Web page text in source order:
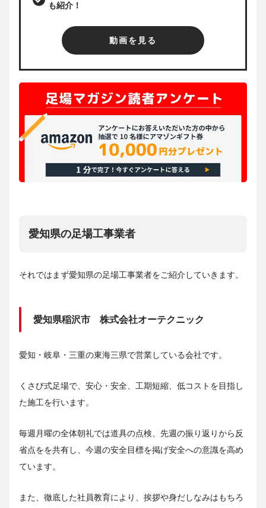
も紹介！
動画を見る
愛知県の足場工事業者
それではまず愛知県の足場工事業者をご紹介していきます。
愛知県稲沢市 株式会社オーテクニック
愛知・岐阜・三重の東海三県で営業している会社です。
くさび式足場で、安心・安全、工期短縮、低コストを目指し
た施工を行います。
毎週月曜の全体朝礼では道具の点検、先週の振り返りから反
省点をを共有し、今週の安全目標を掲げ安全への意識を高め
ています。
また、徹底した社員教育により、挨拶や身だしなみはもちろ